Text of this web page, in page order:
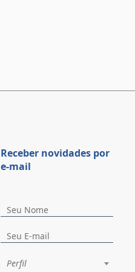
Receber novidades por
e-mail
Perfil